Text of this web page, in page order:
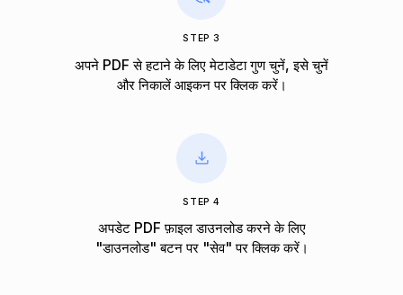
STEP 3
अपने PDF से हटाने के लिए मेटाडेटा गुण चुनें, इसे चुनें
और निकालें आइकन पर क्लिक करें।
STEP 4
अपडेट PDF फ़ाइल डाउनलोड करने के लिए
"डाउनलोड" बटन पर "सेव" पर क्लिक करें।